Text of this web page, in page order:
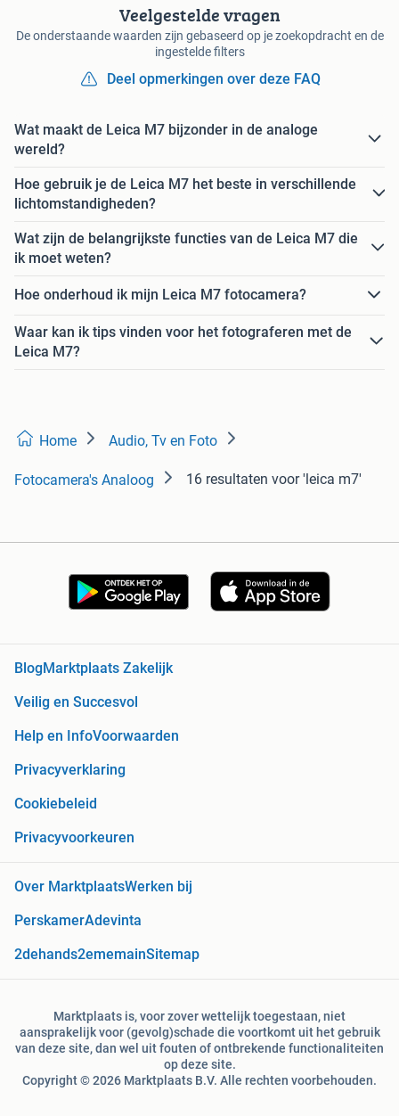
Veelgestelde vragen
De onderstaande waarden zijn gebaseerd op je zoekopdracht en de
ingestelde filters
Deel opmerkingen over deze FAQ
Wat maakt de Leica M7 bijzonder in de analoge
wereld?
Hoe gebruik je de Leica M7 het beste in verschillende
lichtomstandigheden?
Wat zijn de belangrijkste functies van de Leica M7 die
ik moet weten?
Hoe onderhoud ik mijn Leica M7 fotocamera?
Waar kan ik tips vinden voor het fotograferen met de
Leica M7?
Home Audio, Tv en Foto
Fotocamera's Analoog 16 resultaten voor 'leica m7'
BlogMarktplaats Zakelijk
Veilig en Succesvol
Help en InfoVoorwaarden
Privacyverklaring
Cookiebeleid
Privacyvoorkeuren
Over MarktplaatsWerken bij
PerskamerAdevinta
2dehands2ememainSitemap
Marktplaats is, voor zover wettelijk toegestaan, niet
aansprakelijk voor (gevolg)schade die voortkomt uit het gebruik
van deze site, dan wel uit fouten of ontbrekende functionaliteiten
op deze site.
Copyright © 2026 Marktplaats B.V. Alle rechten voorbehouden.